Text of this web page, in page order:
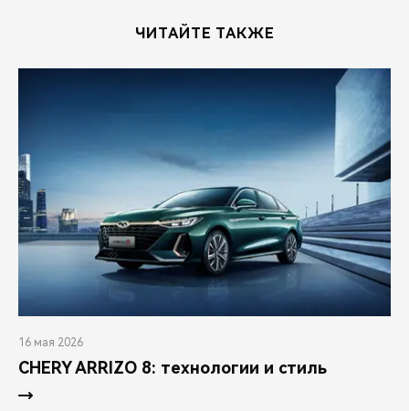
ЧИТАЙТЕ ТАКЖЕ
16 мая 2026
CHERY ARRIZO 8: технологии и стиль